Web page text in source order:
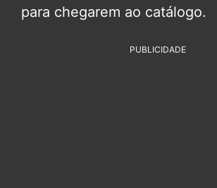
para chegarem ao catálogo.
PUBLICIDADE